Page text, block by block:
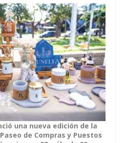
una nueva edición de la
de Compras y Puestos